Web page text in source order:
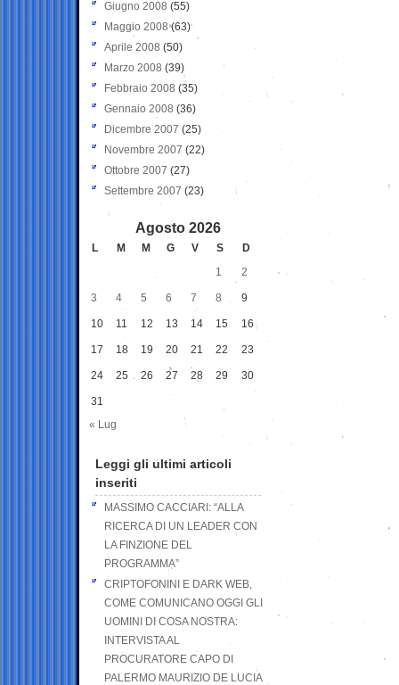
Giugno 2008 (55)
Maggio 2008(63)
Aprile 2008 (50)
Marzo 2008 (39)
Febbraio 2008 (35)
Gennaio 2008 (36)
Dicembre 2007 (25)
Novembre 2007 (22)
Ottobre 2007 (27)
Settembre 2007 (23)
Agosto 2026
L M M G V S
D
1
2
3 4 5 6 7 8 9
10 11 12 13 14 15 16
17 18 19 20 21 22 23
24 25 26 27 28 29 30
31
« Lug
Leggi gli ultimi articoli
inseriti
MASSIMO CACCIARI: “ALLA
RICERCA DI UN LEADER CON
LA FINZIONE DEL
PROGRAMMA”
CRIPTOFONINI E DARK WEB,
COME COMUNICANO OGGI GLI
UOMINI DI COSA NOSTRA:
INTERVISTA AL
PROCURATORE CAPO DI
PALERMO MAURIZIO DE LUCIA